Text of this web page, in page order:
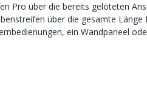
Pro über die bereits gelöteten
über die gesamte Länge
ein Wandpaneel